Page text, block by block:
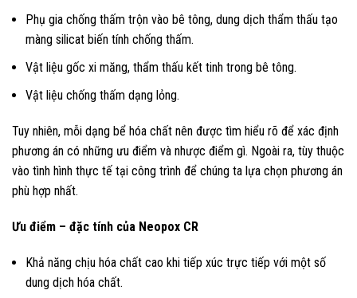
Phụ gia chống thấm trộn vào bê tông, dung dịch thẩm thấu tạo
màng silicat biến tính chống thấm.
Vật liệu gốc xi măng, thẩm thấu kết tinh trong bê tông.
Vật liệu chống thấm dạng lỏng.
Tuy nhiên, mỗi dạng bể hóa chất nên được tìm hiểu rõ để xác định
phương án có những ưu điểm và nhược điểm gì. Ngoài ra, tùy thuộc
vào tình hình thực tế tại công trình để chúng ta lựa chọn phương án
phù hợp nhất.
Ưu điểm – đặc tính của Neopox CR
Khả năng chịu hóa chất cao khi tiếp xúc trực tiếp với một số
dung dịch hóa chất.